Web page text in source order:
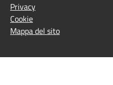
Privacy
Cookie
Mappa del sito